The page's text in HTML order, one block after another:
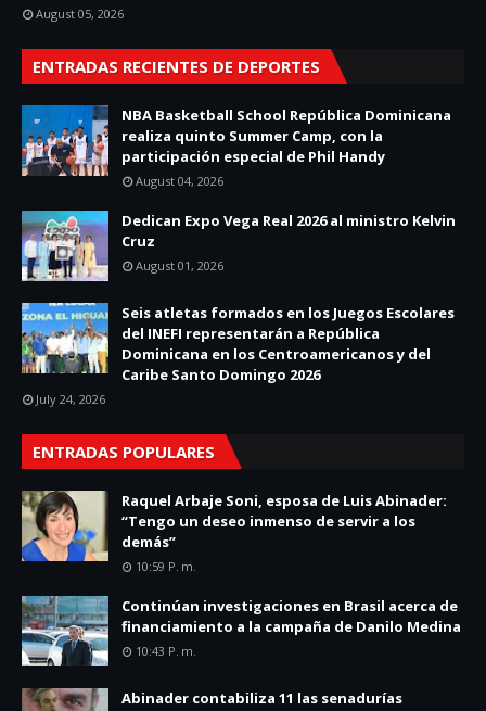
August 05, 2026
ENTRADAS RECIENTES DE DEPORTES
NBA Basketball School República Dominicana
realiza quinto Summer Camp, con la
participación especial de Phil Handy
August 04, 2026
Dedican Expo Vega Real 2026 al ministro Kelvin
Cruz
August 01, 2026
Seis atletas formados en los Juegos Escolares
del INEFI representarán a República
Dominicana en los Centroamericanos y del
Caribe Santo Domingo 2026
July 24, 2026
ENTRADAS POPULARES
Raquel Arbaje Soni, esposa de Luis Abinader:
“Tengo un deseo inmenso de servir a los
demás”
10:59 P. M.
Continúan investigaciones en Brasil acerca de
financiamiento a la campaña de Danilo Medina
10:43 P. M.
Abinader contabiliza 11 las senadurías